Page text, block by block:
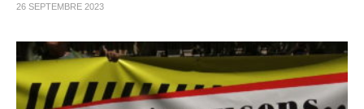
26 SEPTEMBRE 2023